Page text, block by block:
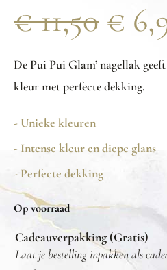
€11,50 €
De Pui Pui Glam’ nagellak
kleur met perfecte dekking.
- Unieke kleuren
- Intense kleur en diepe glans
- Perfecte dekking
Op voorraad
Cadeauverpakking (Gratis)
Laat je bestelling inpakken als